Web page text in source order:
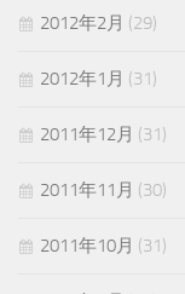
2012年2月 (29)
2012年1月 (31)
2011年12月 (31)
2011年11月 (30)
2011年10月 (31)